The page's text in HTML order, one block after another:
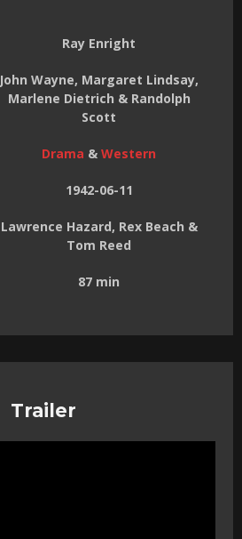
Ray Enright
John Wayne, Margaret Lindsay,
Marlene Dietrich & Randolph
Scott
Drama & Western
1942-06-11
Lawrence Hazard, Rex Beach &
Tom Reed
87 min
Trailer